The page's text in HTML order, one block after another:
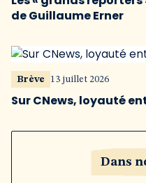
de Guillaume Erner
Brève 13 juillet 2026
Sur CNews, loyauté
Dans